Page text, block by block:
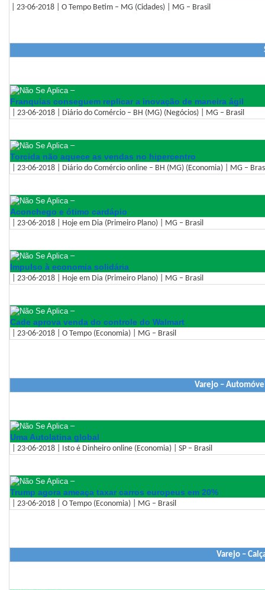
| 23-06-2018 | O Tempo Betim – MG (Cidades) | MG – Brasil
–
Franquias conseguem replicar a inovação de maneira ágil
| 23-06-2018 | Diário do Comércio – BH (MG) (Negócios) | MG – Brasil
–
Torcida não aquece as vendas no hipercentro
| 23-06-2018 | Diário do Comércio online – BH (MG) (Economia) | MG –
–
Aconchego e ótimo cardápio
| 23-06-2018 | Hoje em Dia (Primeiro Plano) | MG – Brasil
–
Impulso à economia solidária
| 23-06-2018 | Hoje em Dia (Primeiro Plano) | MG – Brasil
–
Cade aprova venda do controle do Walmart
| 23-06-2018 | O Tempo (Economia) | MG – Brasil
Varejo –
–
Uma Autolatina global
| 23-06-2018 | Isto é Dinheiro online (Economia) | SP – Brasil
–
Trump agora ameaça taxar carros europeus em 20%
| 23-06-2018 | O Tempo (Economia) | MG – Brasil
Varejo –